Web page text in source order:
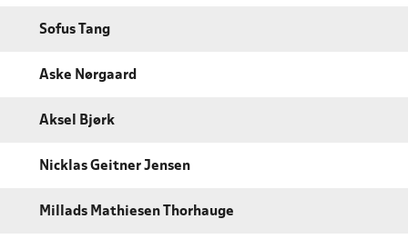
Sofus Tang
Aske Nørgaard
Aksel Bjørk
Nicklas Geitner Jensen
Millads Mathiesen Thorhauge